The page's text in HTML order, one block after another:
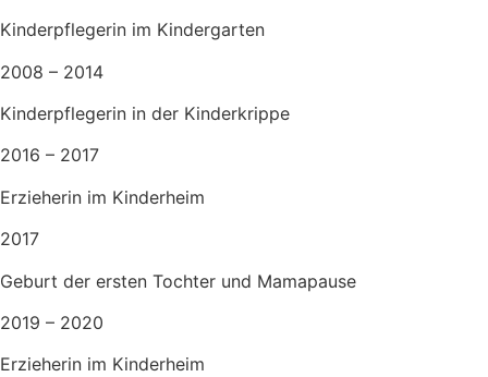
Kinderpflegerin im Kindergarten
2008 – 2014
Kinderpflegerin in der Kinderkrippe
2016 – 2017
Erzieherin im Kinderheim
2017
Geburt der ersten Tochter und Mamapause
2019 – 2020
Erzieherin im Kinderheim